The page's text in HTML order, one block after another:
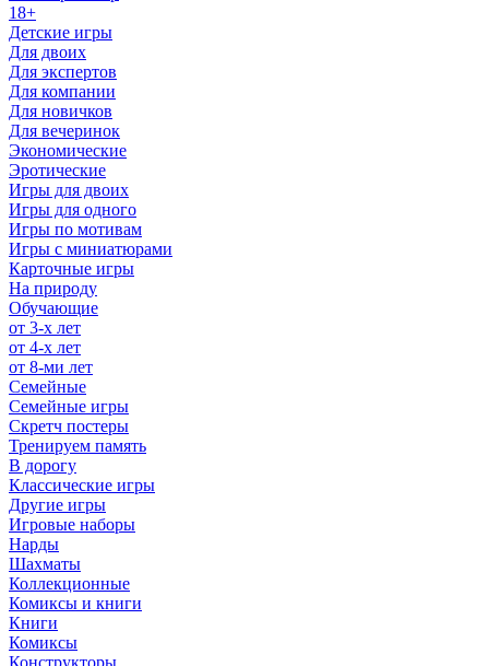
18+
Детские игры
Для двоих
Для экспертов
Для компании
Для новичков
Для вечеринок
Экономические
Эротические
Игры для двоих
Игры для одного
Игры по мотивам
Игры с миниатюрами
Карточные игры
На природу
Обучающие
от 3-х лет
от 4-х лет
от 8-ми лет
Семейные
Семейные игры
Скретч постеры
Тренируем память
В дорогу
Классические игры
Другие игры
Игровые наборы
Нарды
Шахматы
Коллекционные
Комиксы и книги
Книги
Комиксы
Конструкторы